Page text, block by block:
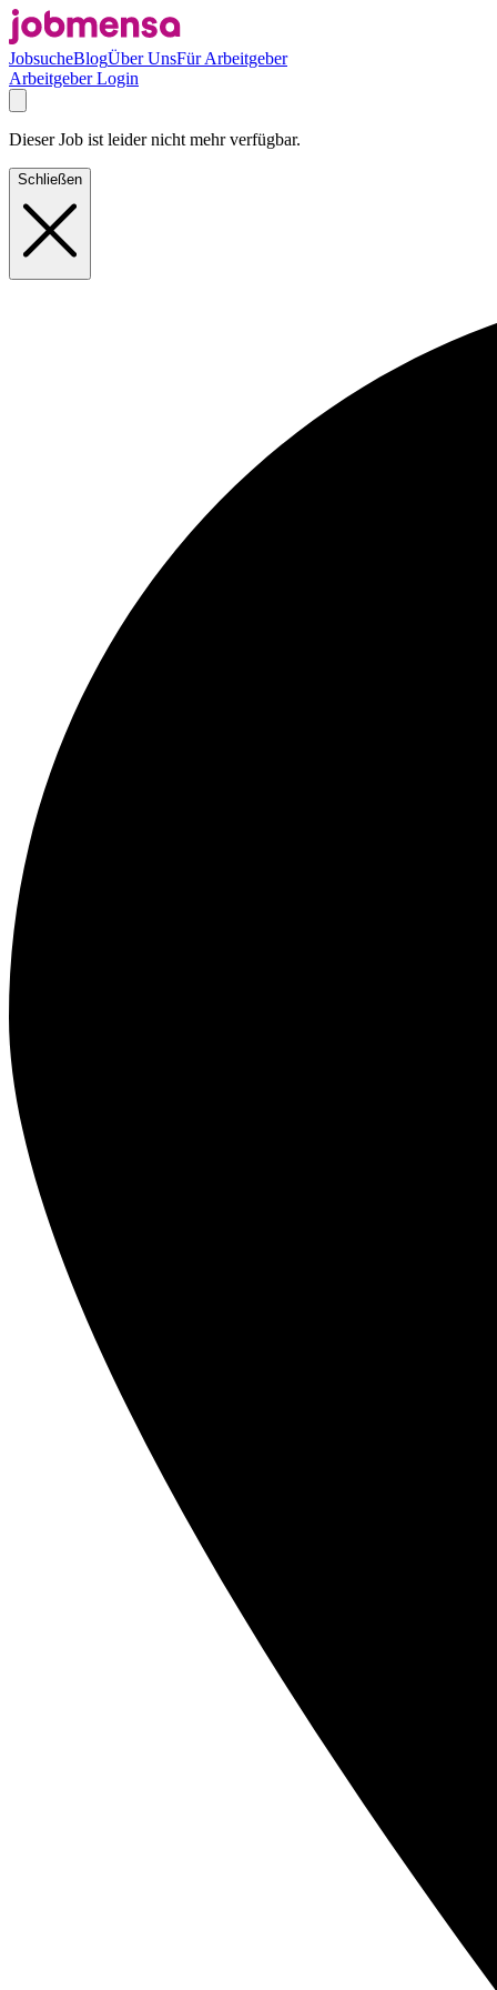
JobsucheBlogÜber UnsFür Arbeitgeber
Arbeitgeber Login
Dieser Job ist leider nicht mehr verfügbar.
Schließen